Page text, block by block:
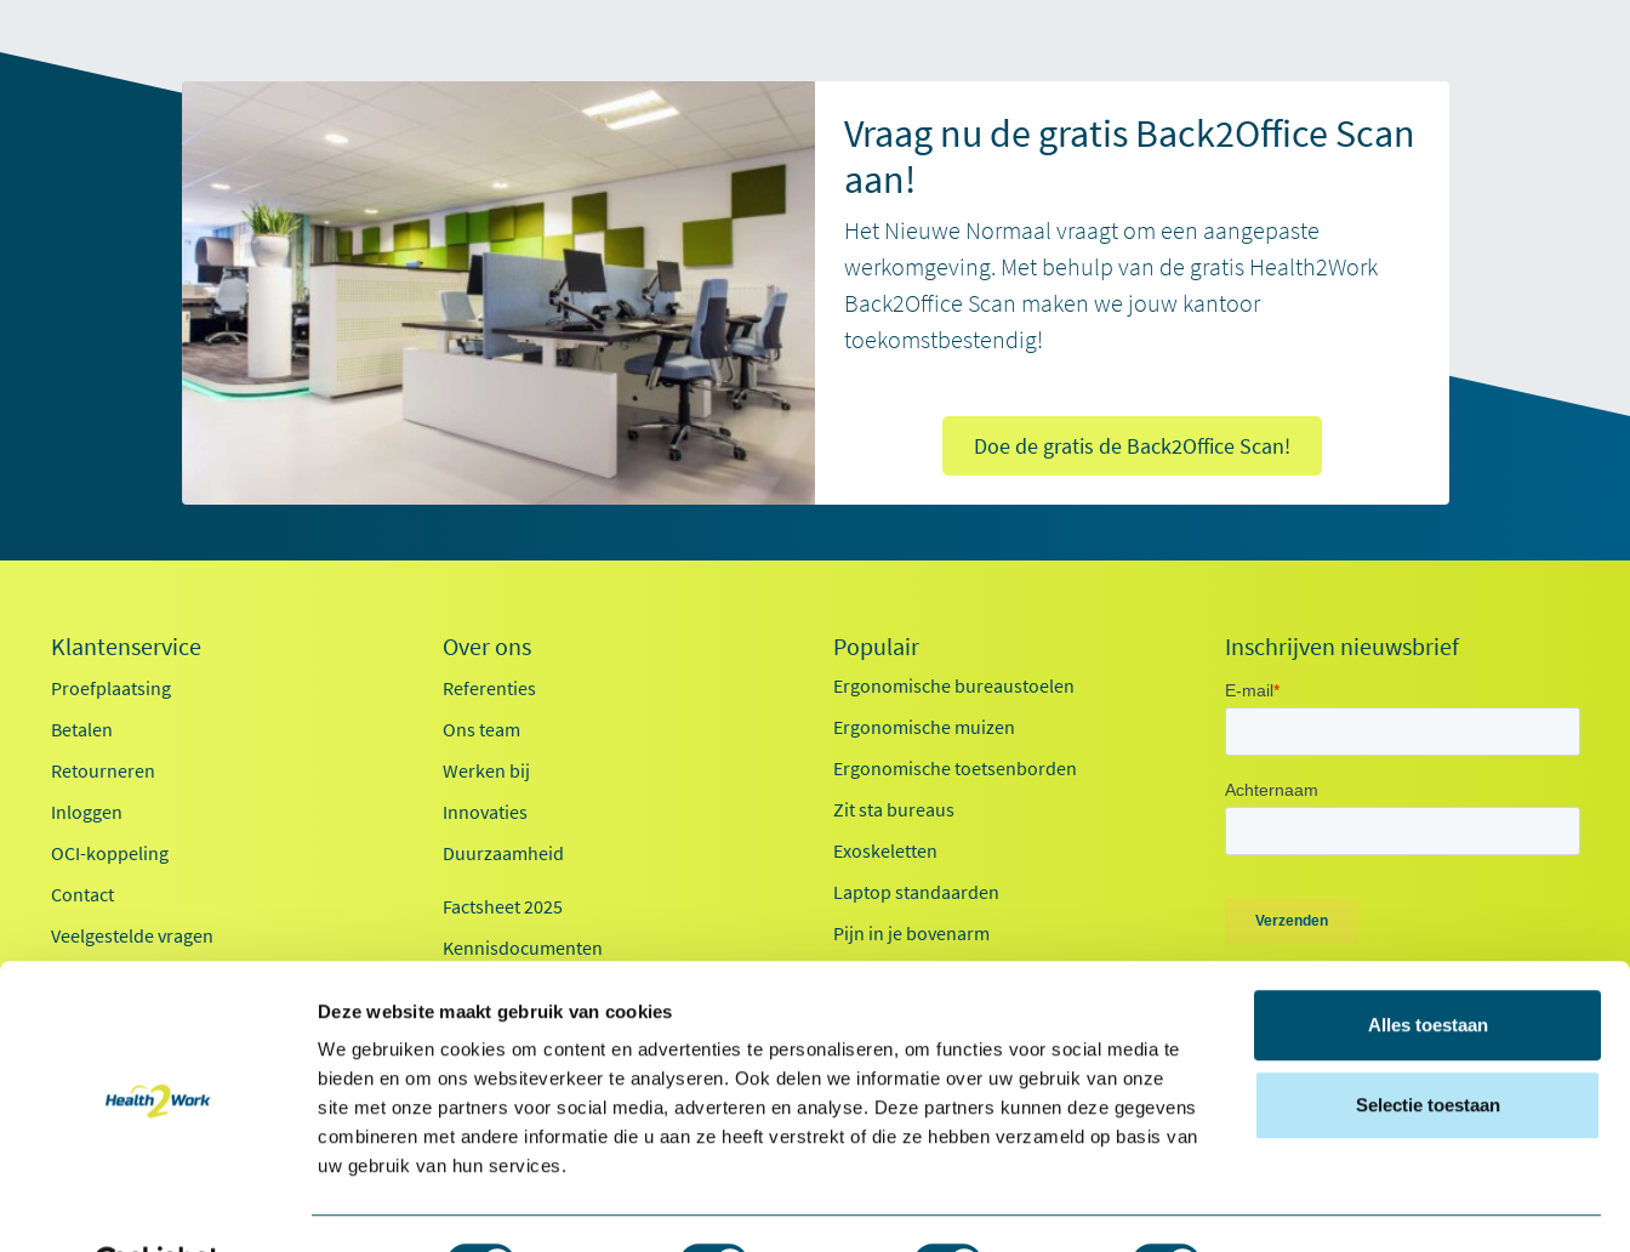
Deze website maakt gebruik van cookies
We gebruiken cookies om content en advertenties te personaliseren, om functies voor social media te
bieden en om ons websiteverkeer te analyseren. Ook delen we informatie over uw gebruik van onze
site met onze partners voor social media, adverteren en analyse. Deze partners kunnen deze gegevens
combineren met andere informatie die u aan ze heeft verstrekt of die ze hebben verzameld op basis van
uw gebruik van hun services.
Toestemmingsselectie
Alles toestaan
Selectie toestaan
Vraag nu de gratis Back2Office Scan
aan!
Het Nieuwe Normaal vraagt om een aangepaste
werkomgeving. Met behulp van de gratis Health2Work
Back2Office Scan maken we jouw kantoor
toekomstbestendig!
Doe de gratis de Back2Office Scan!
Klantenservice
Proefplaatsing
Betalen
Retourneren
Inloggen
OCI-koppeling
Contact
Veelgestelde vragen
* Van toepassing op hoofdvestiging Health2Work B.V.
Over ons
Referenties
Ons team
Werken bij
Innovaties
Duurzaamheid
Factsheet 2025
Kennisdocumenten
Populair
Ergonomische bureaustoelen
Ergonomische muizen
Ergonomische toetsenborden
Zit sta bureaus
Exoskeletten
Laptop standaarden
Pijn in je bovenarm
Werkplekanalyse zorg
Inschrijven nieuwsbrief